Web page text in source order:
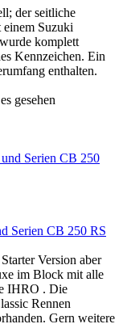
der seitliche
Suzuki
komplett
Kennzeichen. Ein
enthalten.
gesehen
Serien CB 250 RS
Version aber
im Block mit alle
IHRO . Die
Rennen
Gern weitere